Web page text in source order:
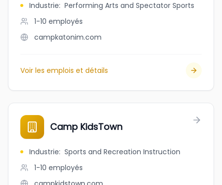
Industrie: Performing Arts and Spectator Sports
1-10 employés
campkatonim.com
Voir les emplois et détails
Camp KidsTown
Industrie: Sports and Recreation Instruction
1-10 employés